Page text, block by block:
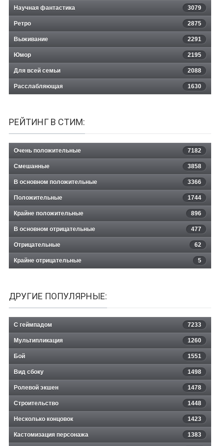
Научная фантастика 3079
Ретро 2875
Выживание 2291
Юмор 2195
Для всей семьи 2088
Расслабляющая 1630
РЕЙТИНГ В СТИМ:
Очень положительные 7182
Смешанные 3858
В основном положительные 3366
Положительные 1744
Крайне положительные 896
В основном отрицательные 477
Отрицательные 62
Крайне отрицательные 5
ДРУГИЕ ПОПУЛЯРНЫЕ:
С геймпадом 7233
Мультипликация 1260
Бой 1551
Вид сбоку 1498
Ролевой экшен 1478
Строительство 1448
Несколько концовок 1423
Кастомизация персонажа 1383